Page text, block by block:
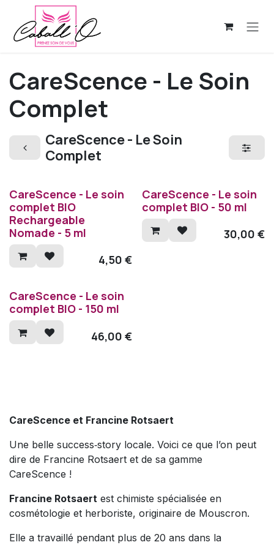
Se rendre au contenu
CareScence - Le Soin
Complet
CareScence - Le Soin
Complet
CareScence - Le soin
complet BIO
Rechargeable
Nomade - 5 ml
4,50 €
CareScence - Le soin
complet BIO - 50 ml
30,00 €
CareScence - Le soin
complet BIO - 150 ml
46,00 €
CareScence et Francine Rotsaert
Une belle success‑story locale. Voici ce que l’on peut
dire de Francine Rotsaert et de sa gamme
CareScence !
Francine Rotsaert est chimiste spécialisée en
cosmétologie et herboriste, originaire de Mouscron.
Elle a travaillé pendant plus de 20 ans dans la